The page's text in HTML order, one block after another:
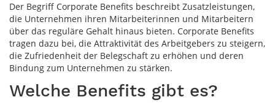
Der Begriff Corporate Benefits beschreibt Zusatzleistungen,
die Unternehmen ihren Mitarbeiterinnen und Mitarbeitern
über das reguläre Gehalt hinaus bieten. Corporate Benefits
tragen dazu bei, die Attraktivität des Arbeitgebers zu steigern,
die Zufriedenheit der Belegschaft zu erhöhen und deren
Bindung zum Unternehmen zu stärken.
Welche Benefits gibt es?